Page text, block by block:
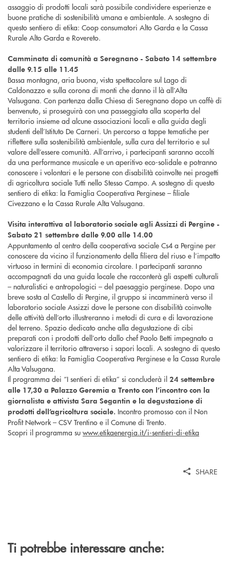
assaggio di prodotti locali sarà possibile condividere esperienze e
buone pratiche di sostenibilità umana e ambientale. A sostegno di
questo sentiero di etika: Coop consumatori Alto Garda e la Cassa
Rurale Alto Garda e Rovereto.
Camminata di comunità a Seregnano - Sabato 14 settembre
dalle 9.15 alle 11.45
Bassa montagna, aria buona, vista spettacolare sul Lago di
Caldonazzo e sulla corona di monti che danno il là all’Alta
Valsugana. Con partenza dalla Chiesa di Seregnano dopo un caffè di
benvenuto, si proseguirà con una passeggiata alla scoperta del
territorio insieme ad alcune associazioni locali e alla guida degli
studenti dell’Istituto De Carneri. Un percorso a tappe tematiche per
riflettere sulla sostenibilità ambientale, sulla cura del territorio e sul
valore dell’essere comunità. All’arrivo, i partecipanti saranno accolti
da una performance musicale e un aperitivo eco-solidale e potranno
conoscere i volontari e le persone con disabilità coinvolte nei progetti
di agricoltura sociale Tutti nello Stesso Campo. A sostegno di questo
sentiero di etika: la Famiglia Cooperativa Perginese – filiale
Civezzano e la Cassa Rurale Alta Valsugana.
Visita interattiva al laboratorio sociale agli Assizzi di Pergine -
Sabato 21 settembre dalle 9.00 alle 14.00
Appuntamento al centro della cooperativa sociale Cs4 a Pergine per
conoscere da vicino il funzionamento della filiera del riuso e l’impatto
virtuoso in termini di economia circolare. I partecipanti saranno
accompagnati da una guida locale che racconterà gli aspetti culturali
– naturalistici e antropologici – del paesaggio perginese. Dopo una
breve sosta al Castello di Pergine, il gruppo si incamminerà verso il
laboratorio sociale Assizzi dove le persone con disabilità coinvolte
delle attività dell’orto illustreranno i metodi di cura e di lavorazione
del terreno. Spazio dedicato anche alla degustazione di cibi
preparati con i prodotti dell’orto dallo chef Paolo Betti impegnato a
valorizzare il territorio attraverso i sapori locali. A sostegno di questo
sentiero di etika: la Famiglia Cooperativa Perginese e la Cassa Rurale
Alta Valsugana.
Il programma dei “I sentieri di etika” si concluderà il 24 settembre
alle 17,30 a Palazzo Geremia a Trento con l’incontro con la
giornalista e attivista Sara Segantin e la degustazione di
prodotti dell’agricoltura sociale. Incontro promosso con il Non
Profit Network – CSV Trentino e il Comune di Trento.
Scopri il programma su www.etikaenergia.it/i-sentieri-di-etika
SHARE
Ti potrebbe interessare anche: